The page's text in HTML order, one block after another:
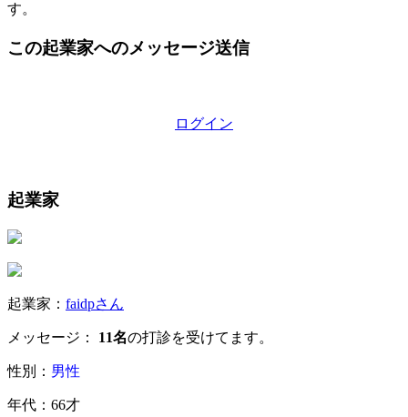
す。
この起業家へのメッセージ送信
ログイン
起業家
起業家： faidpさん
メッセージ： 11名の打診を受けてます。
性別： 男性
年代：66才